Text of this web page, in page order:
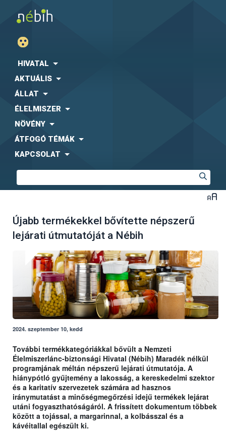
HIVATAL
AKTUÁLIS
ÁLLAT
ÉLELMISZER
NÖVÉNY
ÁTFOGÓ TÉMÁK
KAPCSOLAT
Újabb termékekkel bővítette népszerű
lejárati útmutatóját a Nébih
2024. szeptember 10, kedd
További termékkategóriákkal bővült a Nemzeti
Élelmiszerlánc-biztonsági Hivatal (Nébih) Maradék nélkül
programjának méltán népszerű lejárati útmutatója. A
hiánypótló gyűjtemény a lakosság, a kereskedelmi szektor
és a karitatív szervezetek számára ad hasznos
iránymutatást a minőségmegőrzési idejű termékek lejárat
utáni fogyaszthatóságáról. A frissített dokumentum többek
között a tojással, a margarinnal, a kolbásszal és a
kávéitallal egészült ki.